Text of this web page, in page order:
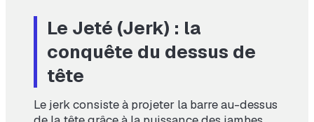
Le Jeté (Jerk) : la
conquête du dessus de
tête
Le jerk consiste à projeter la barre au-dessus